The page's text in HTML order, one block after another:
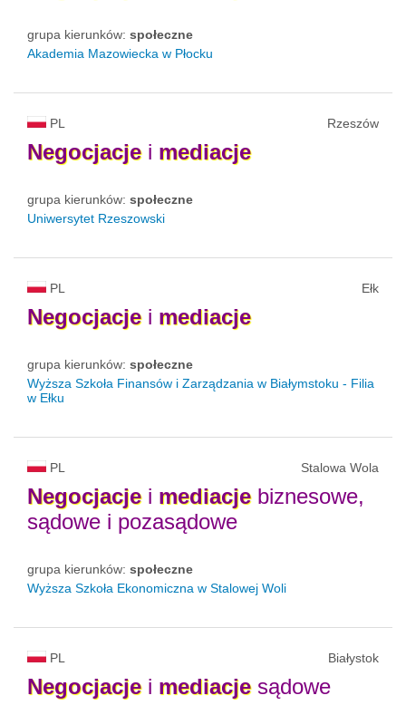
grupa kierunków: społeczne
Akademia Mazowiecka w Płocku
PL Rzeszów
Negocjacjei mediacje
grupa kierunków: społeczne
Uniwersytet Rzeszowski
PL Ełk
Negocjacjei mediacje
grupa kierunków: społeczne
Wyższa Szkoła Finansów i Zarządzania w Białymstoku - Filia
w Ełku
PL Stalowa Wola
Negocjacjei mediacjebiznesowe,
sądowe i pozasądowe
grupa kierunków: społeczne
Wyższa Szkoła Ekonomiczna w Stalowej Woli
PL Białystok
Negocjacjei mediacjesądowe